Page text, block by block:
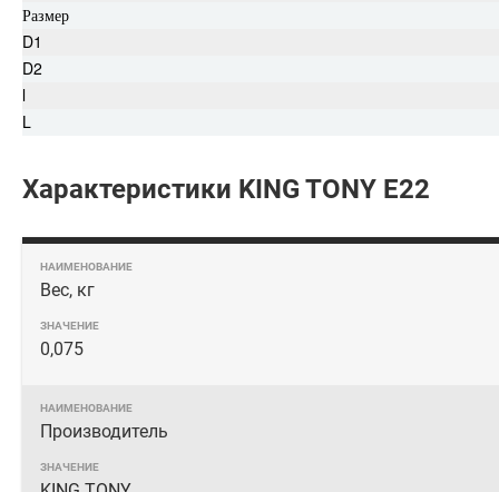
Размер
D1
D2
l
L
Характеристики KING TONY Е22
Вес, кг
0,075
Производитель